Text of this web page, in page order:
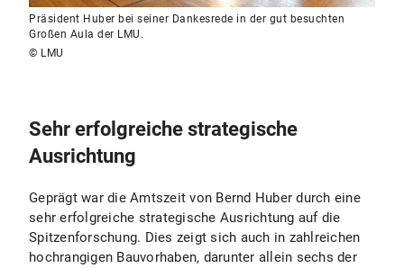
Präsident Huber bei seiner Dankesrede in der gut besuchten
Großen Aula der LMU.
© LMU
Sehr erfolgreiche strategische
Ausrichtung
Geprägt war die Amtszeit von Bernd Huber durch eine
sehr erfolgreiche strategische Ausrichtung auf die
Spitzenforschung. Dies zeigt sich auch in zahlreichen
hochrangigen Bauvorhaben, darunter allein sechs der